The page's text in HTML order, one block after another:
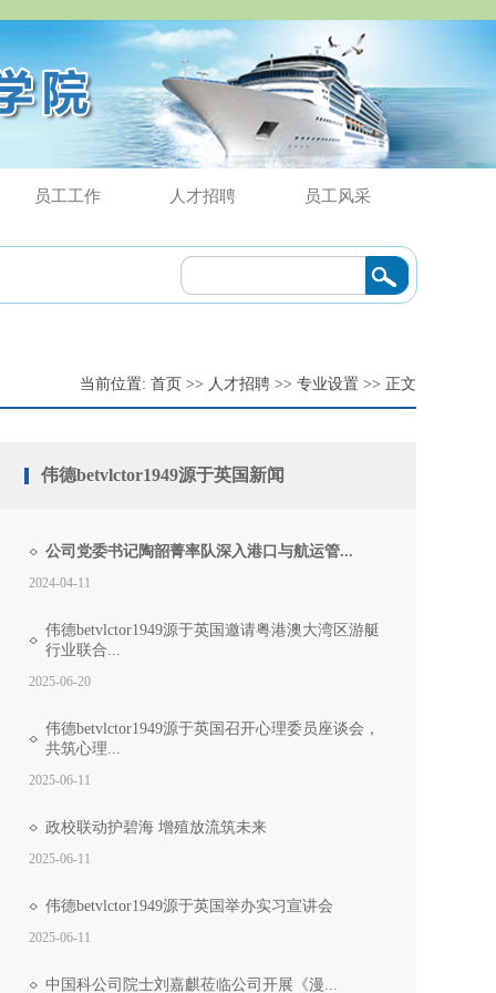
员工工作 人才招聘 员工风采
于英国调研指导 伟德betvlctor1949源于英国邀请粤港澳大湾
当前位置: 首页 >> 人才招聘 >> 专业设置 >> 正文
伟德betvlctor1949源于英国新闻
公司党委书记陶韶菁率队深入港口与航运管...
2024-04-11
​伟德betvlctor1949源于英国邀请粤港澳大湾区游艇
行业联合...
2025-06-20
​伟德betvlctor1949源于英国召开心理委员座谈会，
共筑心理...
2025-06-11
政校联动护碧海 增殖放流筑未来
2025-06-11
​伟德betvlctor1949源于英国举办实习宣讲会
2025-06-11
中国科公司院士刘嘉麒莅临公司开展《漫...